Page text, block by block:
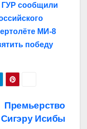
сообщили
МИ-8
победу
Премьерство
Сигэру Исибы